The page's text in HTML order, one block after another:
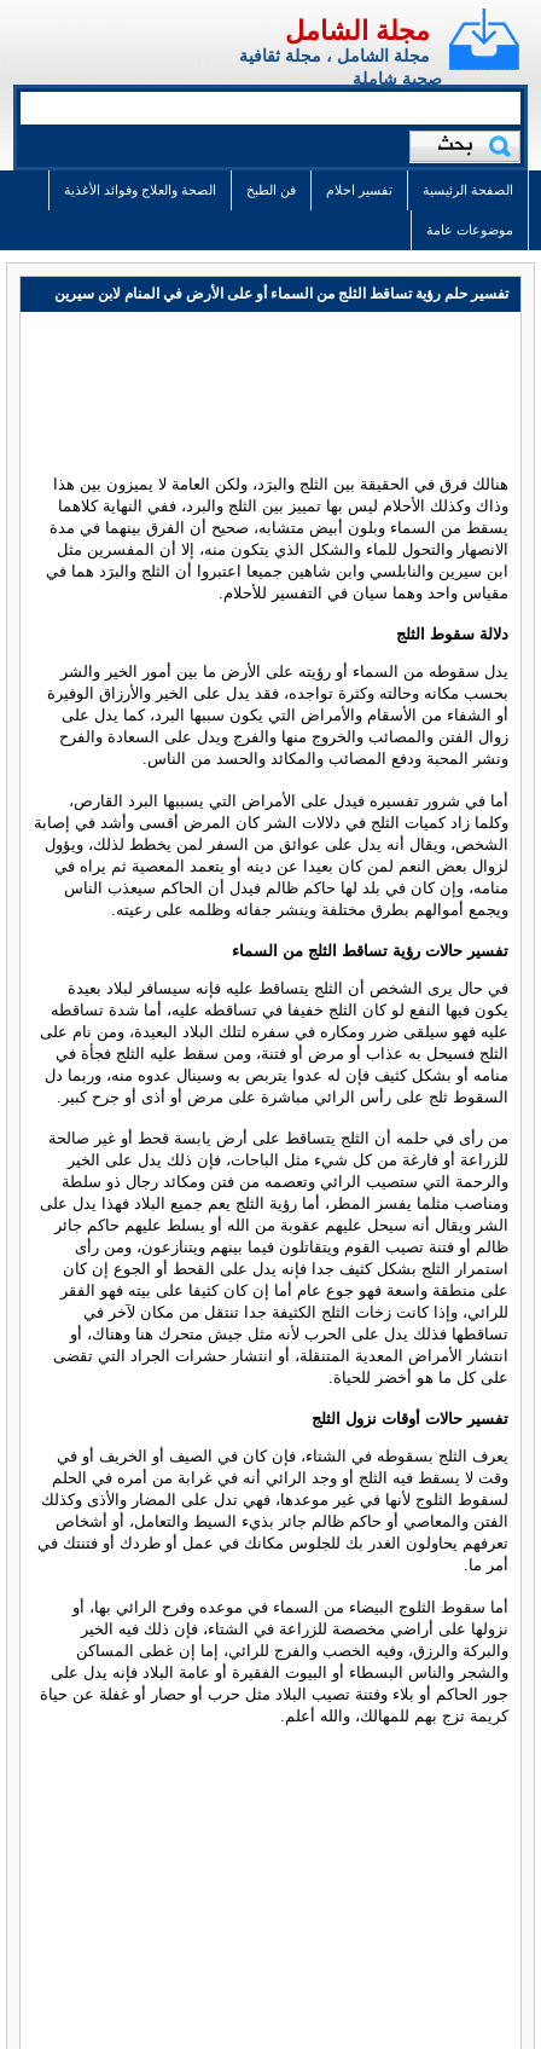
مجلة الشامل
مجلة الشامل ، مجلة ثقافية
صحية شاملة
الصفحة الرئيسية تفسير احلام فن الطبخ الصحة والعلاج وفوائد الأغذية
موضوعات عامة
تفسير حلم رؤية تساقط الثلج من السماء أو على الأرض في المنام لابن سيرين
هنالك فرق في الحقيقة بين الثلج والبرَد، ولكن العامة لا يميزون بين هذا
وذاك وكذلك الأحلام ليس بها تمييز بين الثلج والبرد، ففي النهاية كلاهما
يسقط من السماء وبلون أبيض متشابه، صحيح أن الفرق بينهما في مدة
الانصهار والتحول للماء والشكل الذي يتكون منه، إلا أن المفسرين مثل
ابن سيرين والنابلسي وابن شاهين جميعا اعتبروا أن الثلج والبرَد هما في
مقياس واحد وهما سيان في التفسير للأحلام.
دلالة سقوط الثلج
يدل سقوطه من السماء أو رؤيته على الأرض ما بين أمور الخير والشر
بحسب مكانه وحالته وكثرة تواجده، فقد يدل على الخير والأرزاق الوفيرة
أو الشفاء من الأسقام والأمراض التي يكون سببها البرد، كما يدل على
زوال الفتن والمصائب والخروج منها والفرج ويدل على السعادة والفرح
ونشر المحبة ودفع المصائب والمكائد والحسد من الناس.
أما في شرور تفسيره فيدل على الأمراض التي يسببها البرد القارص،
وكلما زاد كميات الثلج في دلالات الشر كان المرض أقسى وأشد في إصابة
الشخص، ويقال أنه يدل على عوائق من السفر لمن يخطط لذلك، ويؤول
لزوال بعض النعم لمن كان بعيدا عن دينه أو يتعمد المعصية ثم يراه في
منامه، وإن كان في بلد لها حاكم ظالم فيدل أن الحاكم سيعذب الناس
ويجمع أموالهم بطرق مختلفة وينشر جفائه وظلمه على رعيته.
تفسير حالات رؤية تساقط الثلج من السماء
في حال يرى الشخص أن الثلج يتساقط عليه فإنه سيسافر لبلاد بعيدة
يكون فيها النفع لو كان الثلج خفيفا في تساقطه عليه، أما شدة تساقطه
عليه فهو سيلقى ضرر ومكاره في سفره لتلك البلاد البعيدة، ومن نام على
الثلج فسيحل به عذاب أو مرض أو فتنة، ومن سقط عليه الثلج فجأة في
منامه أو بشكل كثيف فإن له عدوا يتربص به وسينال عدوه منه، وربما دل
السقوط ثلج على رأس الرائي مباشرة على مرض أو أذى أو جرح كبير.
من رأى في حلمه أن الثلج يتساقط على أرض يابسة قحط أو غير صالحة
للزراعة أو فارغة من كل شيء مثل الباحات، فإن ذلك يدل على الخير
والرحمة التي ستصيب الرائي وتعصمه من فتن ومكائد رجال ذو سلطة
ومناصب مثلما يفسر المطر، أما رؤية الثلج يعم جميع البلاد فهذا يدل على
الشر ويقال أنه سيحل عليهم عقوبة من الله أو يسلط عليهم حاكم جائر
ظالم أو فتنة تصيب القوم ويتقاتلون فيما بينهم ويتنازعون، ومن رأى
استمرار الثلج بشكل كثيف جدا فإنه يدل على القحط أو الجوع إن كان
على منطقة واسعة فهو جوع عام أما إن كان كثيفا على بيته فهو الفقر
للرائي، وإذا كانت زخات الثلج الكثيفة جدا تنتقل من مكان لآخر في
تساقطها فذلك يدل على الحرب لأنه مثل جيش متحرك هنا وهناك، أو
انتشار الأمراض المعدية المتنقلة، أو انتشار حشرات الجراد التي تقضى
على كل ما هو أخضر للحياة.
تفسير حالات أوقات نزول الثلج
يعرف الثلج بسقوطه في الشتاء، فإن كان في الصيف أو الخريف أو في
وقت لا يسقط فيه الثلج أو وجد الرائي أنه في غرابة من أمره في الحلم
لسقوط الثلوج لأنها في غير موعدها، فهي تدل على المضار والأذى وكذلك
الفتن والمعاصي أو حاكم ظالم جائر بذيء السيط والتعامل، أو أشخاص
تعرفهم يحاولون الغدر بك للجلوس مكانك في عمل أو طردك أو فتنتك في
أمر ما.
أما سقوط الثلوج البيضاء من السماء في موعده وفرح الرائي بها، أو
نزولها على أراضي مخصصة للزراعة في الشتاء، فإن ذلك فيه الخير
والبركة والرزق، وفيه الخصب والفرج للرائي، إما إن غطى المساكن
والشجر والناس البسطاء أو البيوت الفقيرة أو عامة البلاد فإنه يدل على
جور الحاكم أو بلاء وفتنة تصيب البلاد مثل حرب أو حصار أو غفلة عن حياة
كريمة تزج بهم للمهالك، والله أعلم.